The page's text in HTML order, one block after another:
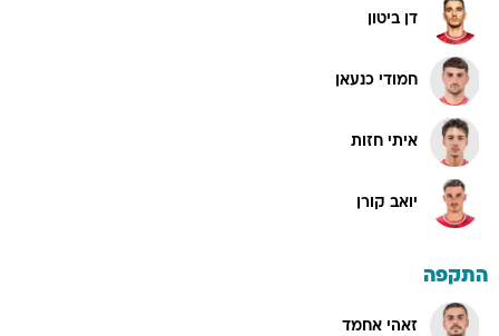
דן ביטון
חמודי כנעאן
איתי חזות
יואב קורן
התקפה
זאהי אחמד